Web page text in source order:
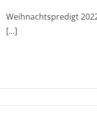
Weihnachtspredigt
[...]